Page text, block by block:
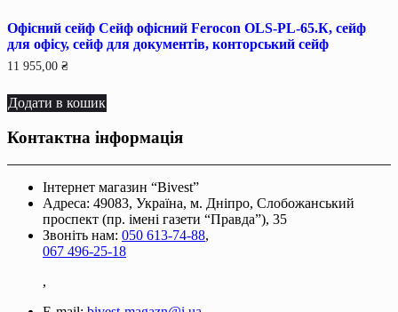
Офісний сейф Сейф офiсний Ferocon OLS-PL-65.К, сейф
для офiсу, сейф для документiв, конторський сейф
11 955,00 ₴
Додати в кошик
Контактна інформація
Інтернет магазин “Bivest”
Адреса: 49083, Україна, м. Дніпро, Слобожанський
проспект (пр. імені газети “Правда”), 35
Звоніть нам: 050 613-74-88,
067 496-25-18
,